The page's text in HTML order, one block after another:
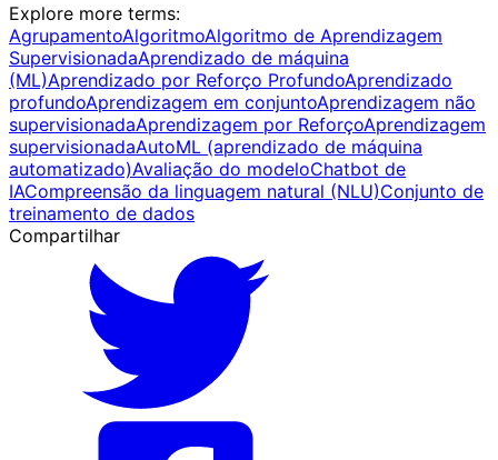
Explore more terms:
AgrupamentoAlgoritmoAlgoritmo de Aprendizagem
SupervisionadaAprendizado de máquina
(ML)Aprendizado por Reforço ProfundoAprendizado
profundoAprendizagem em conjuntoAprendizagem não
supervisionadaAprendizagem por ReforçoAprendizagem
supervisionadaAutoML (aprendizado de máquina
automatizado)Avaliação do modeloChatbot de
IACompreensão da linguagem natural (NLU)Conjunto de
treinamento de dados
Compartilhar